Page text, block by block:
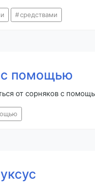
средствами
с помощью
от сорняков с